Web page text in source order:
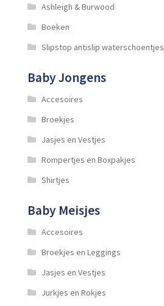
Ashleigh & Burwood
Boeken
Slipstop antislip waterschoentjes
Baby Jongens
Accesoires
Broekjes
Jasjes en Vestjes
Rompertjes en Boxpakjes
Shirtjes
Baby Meisjes
Accesoires
Broekjes en Leggings
Jasjes en Vestjes
Jurkjes en Rokjes